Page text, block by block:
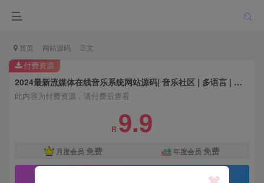
首页 网站源码 正文
2024最新流媒体在线音乐系统网站源码| 音乐社区 | 多语言 | 开心版
此内容为付费资源，请付费后查看
R 9.9
月度会员 免费 年度会员 免费
付费资源